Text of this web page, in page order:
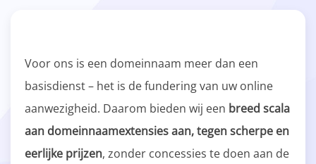
Voor ons is een domeinnaam meer dan een
basisdienst – het is de fundering van uw online
aanwezigheid. Daarom bieden wij een breed scala
aan domeinnaamextensies aan, tegen scherpe en
eerlijke prijzen, zonder concessies te doen aan de